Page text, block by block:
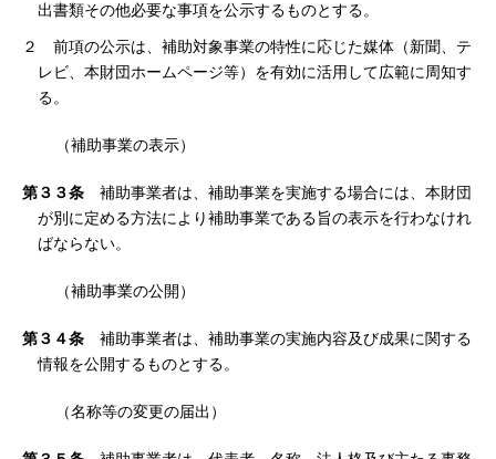
出書類その他必要な事項を公示するものとする。
２ 前項の公示は、補助対象事業の特性に応じた媒体（新聞、テ
レビ、本財団ホームページ等）を有効に活用して広範に周知す
る。
（補助事業の表示）
第３３条 補助事業者は、補助事業を実施する場合には、本財団
が別に定める方法により補助事業である旨の表示を行わなけれ
ばならない。
（補助事業の公開）
第３４条 補助事業者は、補助事業の実施内容及び成果に関する
情報を公開するものとする。
（名称等の変更の届出）